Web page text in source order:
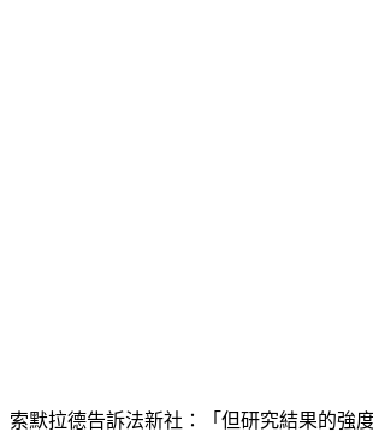
索默拉德告訴法新社：「但研究結果的強